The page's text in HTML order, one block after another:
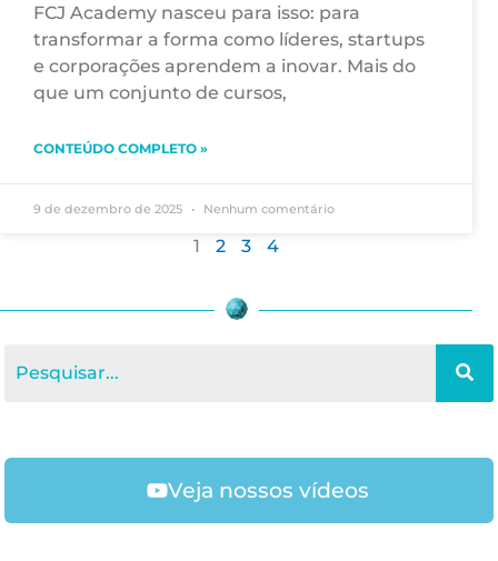
FCJ Academy nasceu para isso: para
transformar a forma como líderes, startups
e corporações aprendem a inovar. Mais do
que um conjunto de cursos,
CONTEÚDO COMPLETO »
9 de dezembro de 2025 Nenhum comentário
1 2 3 4
Veja nossos vídeos